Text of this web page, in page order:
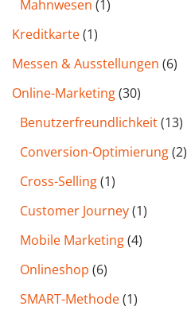
Mahnwesen (1)
Kreditkarte(1)
Messen & Ausstellungen (6)
Online-Marketing(30)
Benutzer­freund­lichkeit(13)
Conversion-Optimierung(2)
Cross-Selling(1)
Customer Journey(1)
Mobile Marketing(4)
Onlineshop (6)
SMART-Methode(1)